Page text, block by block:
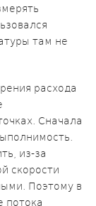
там не
расхода
Сначала
из-за
скорости
Поэтому в
потока